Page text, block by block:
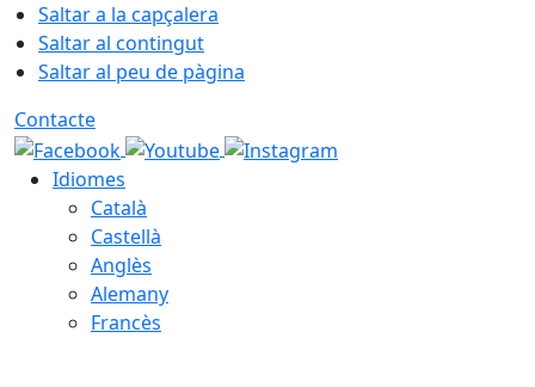
Saltar a la capçalera
Saltar al contingut
Saltar al peu de pàgina
Contacte
Idiomes
Català
Castellà
Anglès
Alemany
Francès